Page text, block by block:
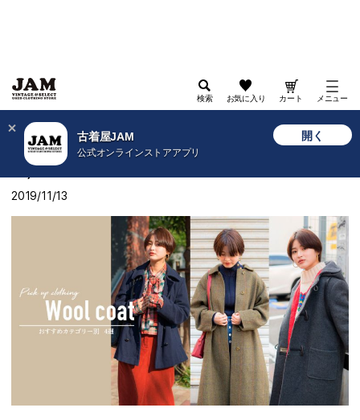
古着屋JAM
公式オンラインストアアプリ
開く
検索 お気に入り カート メニュー
古着屋JAM WEB Pick up clothing “Wool coat” 古着屋JAM（ジャム）
Pick up clothing “Wool coat” 古着屋JAM（ジャ
2019/11/13